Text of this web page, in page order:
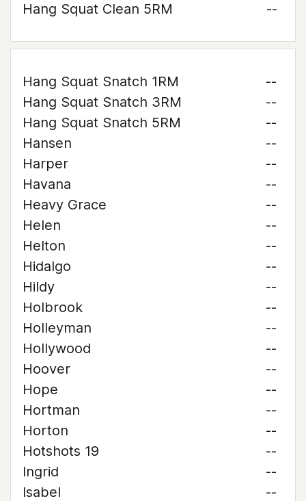
Hang Squat Clean 5RM
--
Hang Squat Snatch 1RM
--
Hang Squat Snatch 3RM
--
Hang Squat Snatch 5RM
--
Hansen
--
Harper
--
Havana
--
Heavy Grace
--
Helen
--
Helton
--
Hidalgo
--
Hildy
--
Holbrook
--
Holleyman
--
Hollywood
--
Hoover
--
Hope
--
Hortman
--
Horton
--
Hotshots 19
--
Ingrid
--
Isabel
--